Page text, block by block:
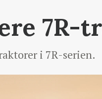
7R-
i 7R-serien.